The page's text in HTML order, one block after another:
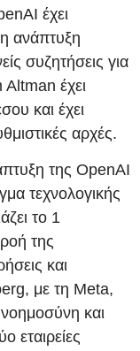
έχει
ανάπτυξη
συζητήσεις για
έχει
και έχει
αρχές.
της OpenAI
τεχνολογικής
το 1
της
και
με τη Meta,
νοημοσύνη και
εταιρείες